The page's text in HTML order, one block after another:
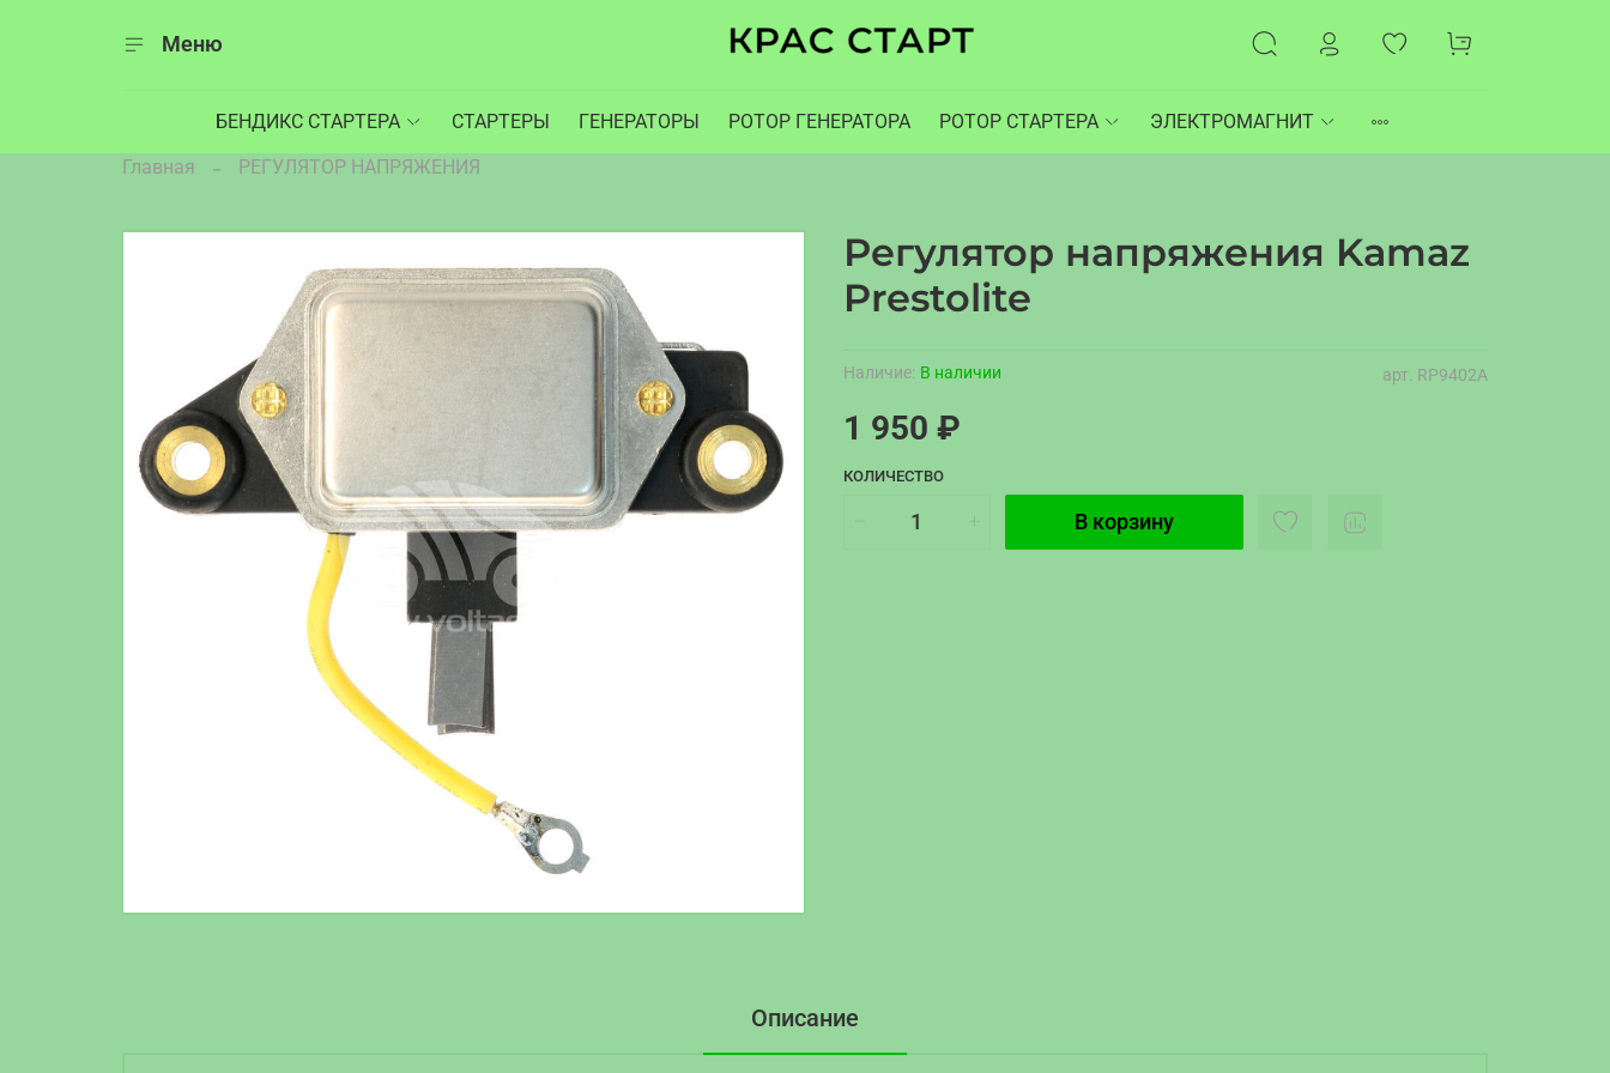
Меню
БЕНДИКС СТАРТЕРА СТАРТЕРЫ ГЕНЕРАТОРЫ РОТОР ГЕНЕРАТОРА РОТОР СТАРТЕРА
ЭЛЕКТРОМАГНИТ
Главная
РЕГУЛЯТОР НАПРЯЖЕНИЯ
арт. RP9402A
Наличие: В наличии
Регулятор напряжения Kamaz
Prestolite
1 950 ₽
КОЛИЧЕСТВО
В корзину
Описание